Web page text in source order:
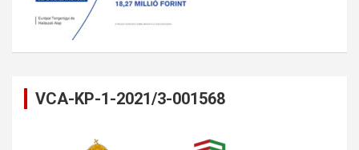
VCA-KP-1-2021/3-001568